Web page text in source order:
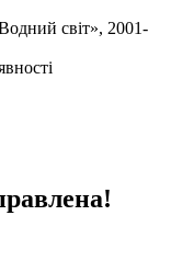
світ», 2001-